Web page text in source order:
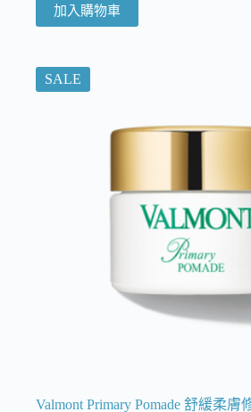
加入購物車
SALE
Valmont Primary Pomade 舒緩柔膚